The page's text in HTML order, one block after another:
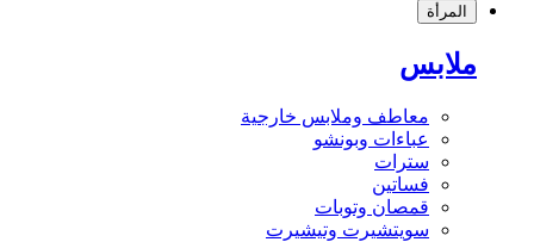
المرأة
ملابس
معاطف وملابس خارجية
عباءات وبونشو
سترات
فساتين
قمصان وتوبات
سويتشيرت وتيشيرت